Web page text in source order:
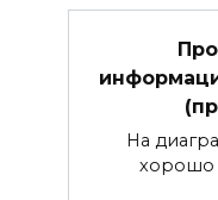
На
хорошо